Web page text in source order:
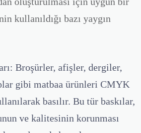
kullanıldığı bazı yaygın
Broşürler, afişler, dergiler,
gibi matbaa ürünleri CMYK
basılır. Bu tür baskılar,
ve kalitesinin korunması